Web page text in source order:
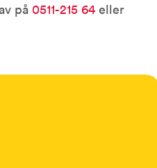
på 0511-215 64 eller